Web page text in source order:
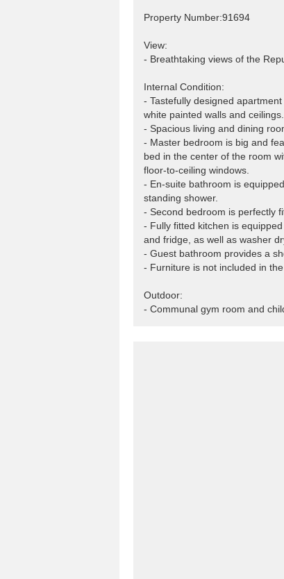
Property Number:91694
View:
- Breathtaking views of the
Internal Condition:
- Tastefully designed
white painted walls and
- Spacious living and dining
- Master bedroom is big and
bed in the center of the room
floor-to-ceiling windows.
- En-suite bathroom is
standing shower.
- Second bedroom is perfectly
- Fully fitted kitchen is
and fridge, as well as washer
- Guest bathroom provides a
- Furniture is not included in the
Outdoor:
- Communal gym room and